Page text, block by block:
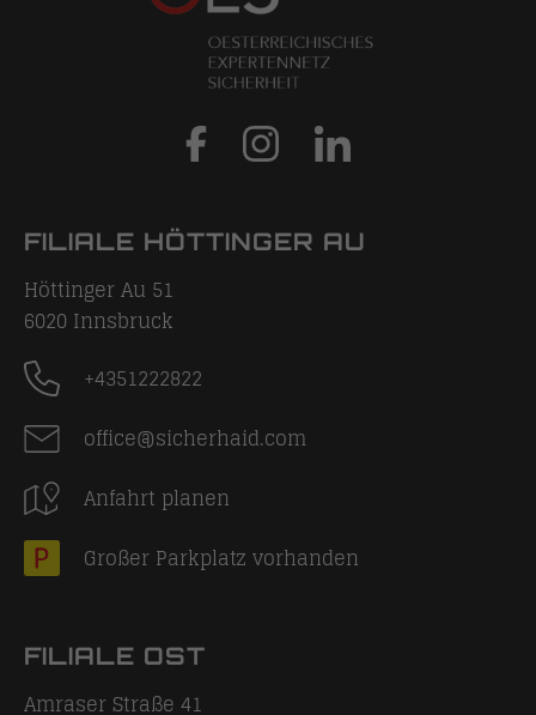
FILIALE HÖTTINGER AU
Höttinger Au 51
6020 Innsbruck
+4351222822
office@sicherhaid.com
Anfahrt planen
Großer Parkplatz vorhanden
FILIALE OST
Amraser Straße 41